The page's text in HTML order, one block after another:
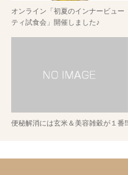
オンライン「初夏のインナービュー
ティ試食会」開催しました♪
便秘解消には玄米＆美容雑穀が１番‼